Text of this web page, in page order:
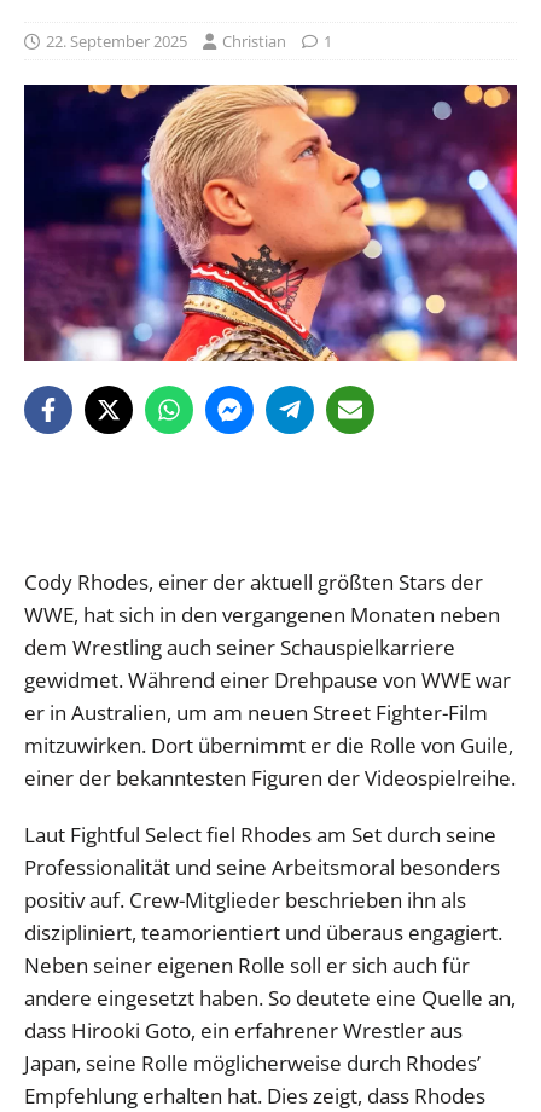
22. September 2025 Christian 1
Cody Rhodes, einer der aktuell größten Stars der
WWE, hat sich in den vergangenen Monaten neben
dem Wrestling auch seiner Schauspielkarriere
gewidmet. Während einer Drehpause von WWE war
er in Australien, um am neuen Street Fighter-Film
mitzuwirken. Dort übernimmt er die Rolle von Guile,
einer der bekanntesten Figuren der Videospielreihe.
Laut Fightful Select fiel Rhodes am Set durch seine
Professionalität und seine Arbeitsmoral besonders
positiv auf. Crew-Mitglieder beschrieben ihn als
diszipliniert, teamorientiert und überaus engagiert.
Neben seiner eigenen Rolle soll er sich auch für
andere eingesetzt haben. So deutete eine Quelle an,
dass Hirooki Goto, ein erfahrener Wrestler aus
Japan, seine Rolle möglicherweise durch Rhodes’
Empfehlung erhalten hat. Dies zeigt, dass Rhodes